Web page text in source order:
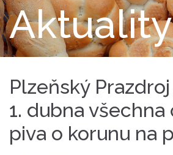
Aktuality
Plzeňský
1. dubna všechna
piva o korunu na